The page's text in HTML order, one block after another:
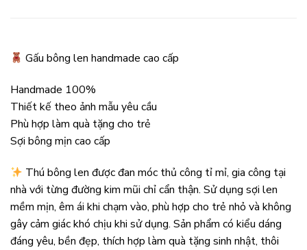
Gấu bông len handmade cao cấp
Handmade 100%
Thiết kế theo ảnh mẫu yêu cầu
Phù hợp làm quà tặng cho trẻ
Sợi bông mịn cao cấp
Thú bông len được đan móc thủ công tỉ mỉ, gia công tại
nhà với từng đường kim mũi chỉ cẩn thận. Sử dụng sợi len
mềm mịn, êm ái khi chạm vào, phù hợp cho trẻ nhỏ và không
gây cảm giác khó chịu khi sử dụng. Sản phẩm có kiểu dáng
đáng yêu, bền đẹp, thích hợp làm quà tặng sinh nhật, thôi